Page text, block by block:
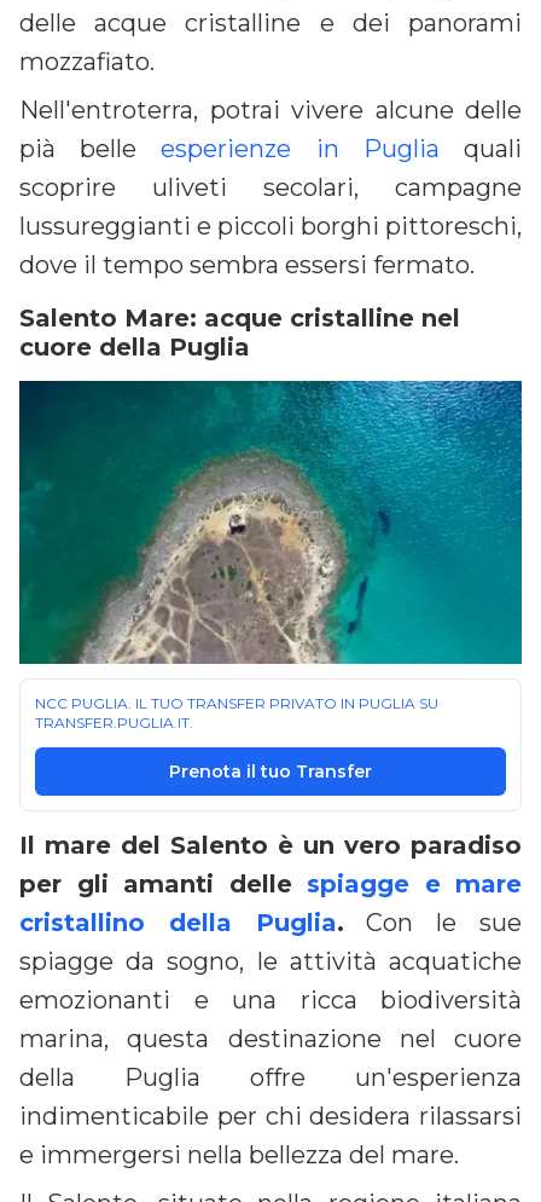
delle acque cristalline e dei panorami
mozzafiato.
Nell'entroterra, potrai vivere alcune delle
pià belleesperienze in Puglia quali
scoprire uliveti secolari, campagne
lussureggianti e piccoli borghi pittoreschi,
dove il tempo sembra essersi fermato.
Salento Mare: acque cristalline nel
cuore della Puglia
NCC PUGLIA. IL TUO TRANSFER PRIVATO IN PUGLIA SU
TRANSFER.PUGLIA.IT.
Prenota il tuo Transfer
Il mare del Salento è un vero paradiso
per gli amanti delle spiagge e mare
cristallino della Puglia. Con le sue
spiagge da sogno, le attività acquatiche
emozionanti e una ricca biodiversità
marina, questa destinazione nel cuore
della Puglia offre un'esperienza
indimenticabile per chi desidera rilassarsi
e immergersi nella bellezza del mare.